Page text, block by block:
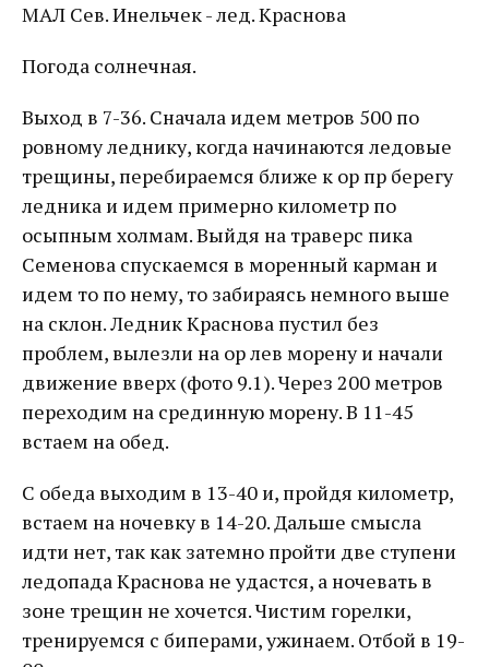
МАЛ Сев. Инельчек - лед. Краснова
Погода солнечная.
Выход в 7-36. Сначала идем метров 500 по
ровному леднику, когда начинаются ледовые
трещины, перебираемся ближе к ор пр берегу
ледника и идем примерно километр по
осыпным холмам. Выйдя на траверс пика
Семенова спускаемся в моренный карман и
идем то по нему, то забираясь немного выше
на склон. Ледник Краснова пустил без
проблем, вылезли на ор лев морену и начали
движение вверх (фото 9.1). Через 200 метров
переходим на срединную морену. В 11-45
встаем на обед.
С обеда выходим в 13-40 и, пройдя километр,
встаем на ночевку в 14-20. Дальше смысла
идти нет, так как затемно пройти две ступени
ледопада Краснова не удастся, а ночевать в
зоне трещин не хочется. Чистим горелки,
тренируемся с биперами, ужинаем. Отбой в 19-